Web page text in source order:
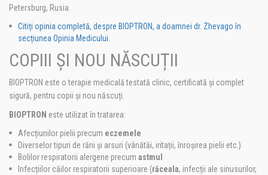
Petersburg, Rusia.
Citiți opinia completă, despre BIOPTRON, a doamnei dr. Zhevago în
secțiunea Opinia Medicului.
COPIII ȘI NOU NĂSCUȚII
BIOPTRON este o terapie medicală testată clinic, certificată și complet
sigură, pentru copii și nou născuți.
BIOPTRON este utilizat în tratarea:
Afecțiunilor pielii precum eczemele
Diverselor tipuri de răni și arsuri (vânătăi, iritații, înroșirea pielii etc.)
Bolilor respiratorii alergene precum astmul
Infecțiilor căilor respiratorii superioare (răceala, infecții ale sinusurilor,